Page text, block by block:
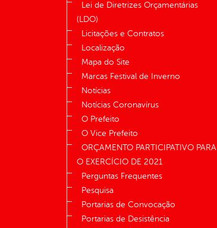
Lei de Diretrizes Orçamentárias
(LDO)
Licitações e Contratos
Localização
Mapa do Site
Marcas Festival de Inverno
Notícias
Notícias Coronavírus
O Prefeito
O Vice Prefeito
ORÇAMENTO PARTICIPATIVO PARA
O EXERCÍCIO DE 2021
Perguntas Frequentes
Pesquisa
Portarias de Convocação
Portarias de Desistência